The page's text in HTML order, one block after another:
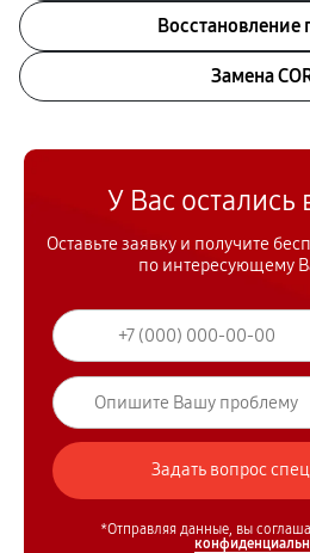
Восстановление
Замена
У Вас остались
Оставьте заявку и получите
по интересующему
*Отправляя данные, вы